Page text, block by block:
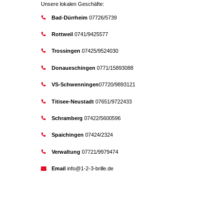
Unsere lokalen Geschäfte:
Bad-Dürrheim07726/5739
Rottweil0741/9425577
Trossingen 07425/9524030
Donaueschingen 0771/15893088
VS-Schwenningen07720/9893121
Titisee-Neustadt07651/9722433
Schramberg 07422/5600596
Spaichingen 07424/2324
Verwaltung 07721/9979474
Emailinfo@1-2-3-brille.de